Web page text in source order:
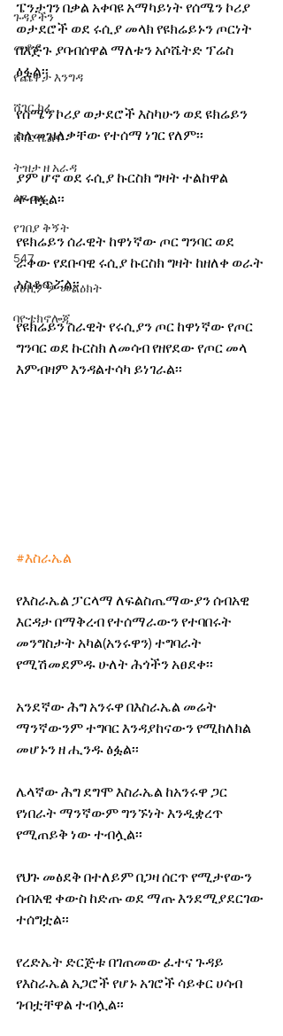
ጉዳያችን
መቆያ
የጨዋታ እንግዳ
ሸገር ካፌ
ሸገር ሼልፍ
ትዝታ ዘ አራዳ
ልዩ ወሬ
የገበያ ቅኝት
547
የሀኪምዎ መልዕክት
ባዮቴክኖሎጂ
ፔንታገን በቃል አቀባዩ አማካይነት የሰሜን ኮሪያ
ወታደሮች ወደ ሩሲያ መላክ የዩክሬይኑን ጦርነት
በእጅጉ ያባብሰዋል ማለቱን አሶሼትድ ፕሬስ
ፅፏል፡፡
የሰሜን ኮሪያ ወታደሮች እስካሁን ወደ ዩክሬይን
ስለመዝለቃቸው የተሰማ ነገር የለም፡፡
ያም ሆኖ ወደ ሩሲያ ኩርስክ ግዛት ተልከዋል
ተብሏል፡፡
የዩክሬይን ሰራዊት ከዋነኛው ጦር ግንባር ወደ
ራቀው የደቡባዊ ሩሲያ ኩርስክ ግዛት ከዘለቀ ወራት
አስቆጥሯል፡፡
የዩክሬይን ሰራዊት የሩሲያን ጦር ከዋነኛው የጦር
ግንባር ወደ ኩርስክ ለመሳብ የዘየደው የጦር መላ
እምብዛም እንዳልተሳካ ይነገራል፡፡
#እስራኤል
የእስራኤል ፓርላማ ለፍልስጤማውያን ሰብአዊ
እርዳታ በማቅረብ የተሰማራውን የተባበሩት
መንግስታት አካል(አንሩዋን) ተግባራት
የሚሽመደምዱ ሁለት ሕጎችን አፀደቀ፡፡
አንደኛው ሕግ አንሩዋ በእስራኤል መሬት
ማንኛውንም ተግባር እንዳያከናውን የሚከለክል
መሆኑን ዘ ሒንዱ ፅፏል፡፡
ሌላኛው ሕግ ደግሞ እስራኤል ከአንሩዋ ጋር
የነበራት ማንኛውም ግንኙነት እንዲቋረጥ
የሚጠይቅ ነው ተብሏል፡፡
የህጉ መፅደቅ በተለይም በጋዛ ሰርጥ የሚታየውን
ሰብአዊ ቀውስ ከድጡ ወደ ማጡ እንደሚያደርገው
ተሰግቷል፡፡
የረድኤት ድርጅቱ በገጠመው ፈተና ጉዳይ
የእስራኤል አጋሮች የሆኑ አገሮች ሳይቀር ሀሳብ
ገብቷቸዋል ተብሏል፡፡